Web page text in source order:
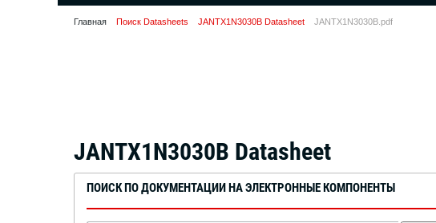
Главная Поиск Datasheets JANTX1N3030B Datasheet JANTX1N3030B.pdf
JANTX1N3030B Datasheet
ПОИСК ПО ДОКУМЕНТАЦИИ НА ЭЛЕКТРОННЫЕ КОМПОНЕНТЫ